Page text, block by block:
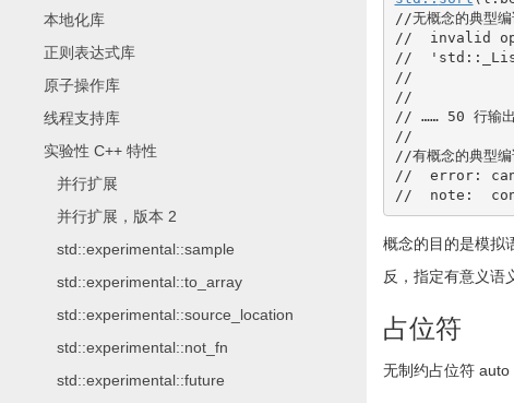
本地化库
正则表达式库
原子操作库
线程支持库
实验性 C++ 特性
并行扩展
并行扩展，版本 2
std::experimental::sample
std::experimental::to_array
std::experimental::source_location
std::experimental::not_fn
std::experimental::future
//无概念的典型编
//  invalid
//
//
//
// …… 50 行输
//
//有概念的典型编
//  error:
//  note:
概念的目的是模拟
反，指定有意义语
占位符
无制约占位符 auto